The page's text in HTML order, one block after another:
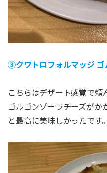
③クワトロフォルマッジ ゴ
こちらはデザート感覚で
ゴルゴンゾーラチーズがか
と最高に美味しかったです。